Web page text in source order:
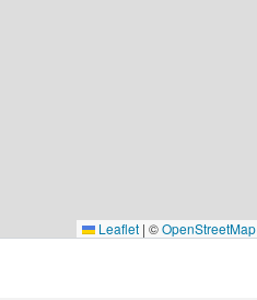
Leaflet | ©OpenStreetMap